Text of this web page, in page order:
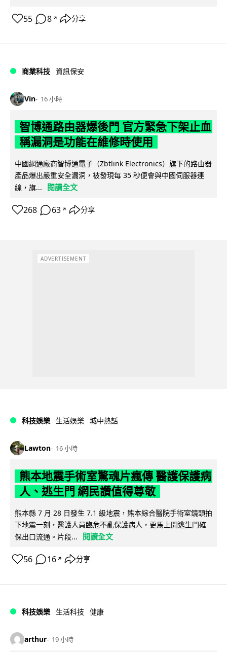
55 8 ↗ 分享
商業科技 資訊保安
Vin 16 小時
智博通路由器爆後門 官方緊急下架止血
稱漏洞是功能在維修時使用
中國網通廠商智博通電子（Zbtlink Electronics）旗下的路由器
產品爆出嚴重安全漏洞，被發現每 35 秒便會與中國伺服器連
線，旗...
閱讀全文
268 63 ↗ 分享
ADVERTISEMENT
科技娛樂 生活娛樂 城中熱話
Lawton 16 小時
熊本地震手術室驚魂片瘋傳 醫護保護病
人、逃生門 網民讚值得尊敬
熊本縣 7 月 28 日發生 7.1 級地震，熊本綜合醫院手術室鏡頭拍
下地震一刻，醫護人員臨危不亂保護病人，更馬上開逃生門確
保出口流通。片段...
閱讀全文
56 16 ↗ 分享
科技娛樂 生活科技 健康
arthur 19 小時